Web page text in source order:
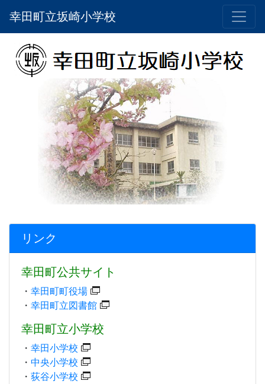
幸田町立坂崎小学校
リンク
幸田町公共サイト
・ 幸田町町役場
・ 幸田町立図書館
幸田町立小学校
・ 幸田小学校
・ 中央小学校
・ 荻谷小学校